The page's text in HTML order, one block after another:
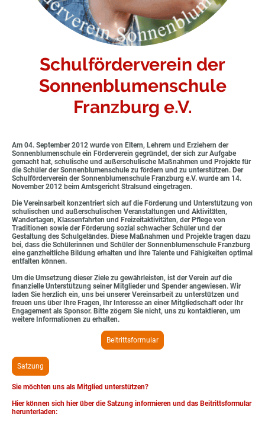
Schulförderverein der
Sonnenblumenschule
Franzburg e.V.
Am 04. September 2012 wurde von Eltern, Lehrern und Erziehern der
Sonnenblumenschule ein Förderverein gegründet, der sich zur Aufgabe
gemacht hat, schulische und außerschulische Maßnahmen und Projekte für
die Schüler der Sonnenblumenschule zu fördern und zu unterstützen. Der
Schulförderverein der Sonnenblumenschule Franzburg e.V. wurde am 14.
November 2012 beim Amtsgericht Stralsund eingetragen.
Die Vereinsarbeit konzentriert sich auf die Förderung und Unterstützung von
schulischen und außerschulischen Veranstaltungen und Aktivitäten,
Wandertagen, Klassenfahrten und Freizeitaktivitäten, der Pflege von
Traditionen sowie der Förderung sozial schwacher Schüler und der
Gestaltung des Schulgeländes. Diese Maßnahmen und Projekte tragen dazu
bei, dass die Schülerinnen und Schüler der Sonnenblumenschule Franzburg
eine ganzheitliche Bildung erhalten und ihre Talente und Fähigkeiten optimal
entfalten können.
Um die Umsetzung dieser Ziele zu gewährleisten, ist der Verein auf die
finanzielle Unterstützung seiner Mitglieder und Spender angewiesen. Wir
laden Sie herzlich ein, uns bei unserer Vereinsarbeit zu unterstützen und
freuen uns über Ihre Fragen, Ihr Interesse an einer Mitgliedschaft oder Ihr
Engagement als Sponsor. Bitte zögern Sie nicht, uns zu kontaktieren, um
weitere Informationen zu erhalten.
Beitrittsformular
Satzung
Sie möchten uns als Mitglied unterstützen?
Hier können sich hier über die Satzung informieren und das Beitrittsformular
herunterladen: